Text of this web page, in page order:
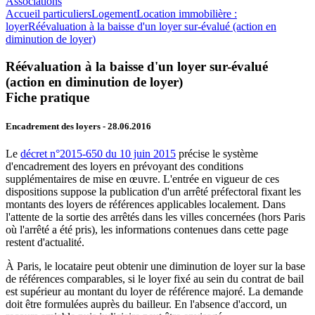
Accueil particuliersLogementLocation immobilière :
loyerRéévaluation à la baisse d'un loyer sur-évalué (action en
diminution de loyer)
Réévaluation à la baisse d'un loyer sur-évalué
(action en diminution de loyer)
Fiche pratique
Encadrement des loyers - 28.06.2016
Le décret n°2015-650 du 10 juin 2015 précise le système
d'encadrement des loyers en prévoyant des conditions
supplémentaires de mise en œuvre. L'entrée en vigueur de ces
dispositions suppose la publication d'un arrêté préfectoral fixant les
montants des loyers de références applicables localement. Dans
l'attente de la sortie des arrêtés dans les villes concernées (hors Paris
où l'arrêté a été pris), les informations contenues dans cette page
restent d'actualité.
À Paris, le locataire peut obtenir une diminution de loyer sur la base
de références comparables, si le loyer fixé au sein du contrat de bail
est supérieur au montant du loyer de référence majoré. La demande
doit être formulées auprès du bailleur. En l'absence d'accord, un